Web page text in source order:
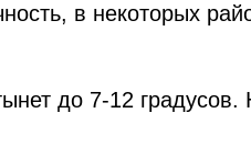
в некоторых
до 7-12 градусов.